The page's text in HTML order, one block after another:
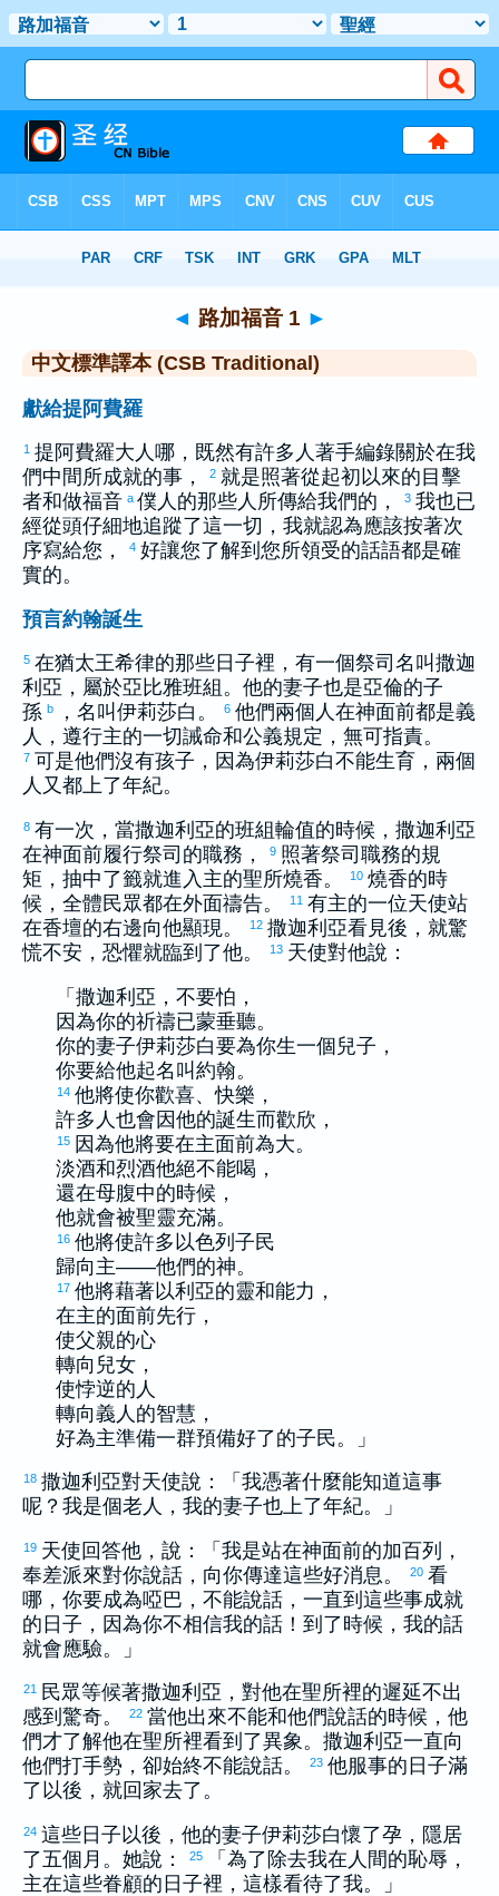
> 路加福音 1
◄ 路加福音 1 ►
中文標準譯本 (CSB Traditional)
獻給提阿費羅
1 提阿費羅大人哪，既然有許多人著手編錄關於在我
們中間所成就的事，
2 就是照著從起初以來的目擊
者和做福音 a 僕人的那些人所傳給我們的， 3 我也已
經從頭仔細地追蹤了這一切，我就認為應該按著次
序寫給您，
4 好讓您了解到您所領受的話語都是確
實的。
預言約翰誕生
5 在猶太王希律的那些日子裡，有一個祭司名叫 撒迦
利亞 ，屬於亞比雅班組。他的妻子也是亞倫的子
孫 b ，名叫 伊莉莎白 。 6 他們兩個人在神面前都是義
人，遵行主的一切誡命和公義規定，無可指責。
7 可是他們沒有孩子，因為伊莉莎白不能生育，兩個
人又都上了年紀。
8 有一次，當撒迦利亞的班組輪值的時候， 撒迦利亞
在神面前履行祭司的職務，
9 照著祭司職務的規
矩，抽中了籤就進入主的聖所燒香。
10 燒香的時
候，全體民眾都在外面禱告。
11 有主的一位天使站
在香壇的右邊向他顯現。
12 撒迦利亞看見後，就驚
慌不安，恐懼就臨到了他。
13 天使對他說：
「 撒迦利亞 ，不要怕，
因為你的祈禱已蒙垂聽。
你的妻子伊莉莎白要為你生一個兒子，
你要給他起名叫 約翰。
14 他將使你歡喜、快樂，
許多人也會因他的誕生而歡欣，
15 因為他將要在主面前為大。
淡酒和烈酒他絕不能喝，
還在母腹中的時候，
他就會被聖靈充滿。
16 他將使許多 以色列 子民
歸向主——他們的神。
17 他將藉著以利亞的靈和能力，
在主的面前先行，
使父親的心
轉向兒女，
使悖逆的人
轉向義人的智慧，
好為主準備一群預備好了的子民。」
18 撒迦利亞對天使說：「我憑著什麼能知道這事
呢？我是個老人，我的妻子也上了年紀。」
19 天使回答他，說：「我是站在神面前的加百列 ，
奉差派來對你說話，向你傳達這些好消息。
20 看
哪，你要成為啞巴，不能說話，一直到這些事成就
的日子，因為你不相信我的話！到了時候，我的話
就會應驗。」
21 民眾等候著撒迦利亞 ，對他在聖所裡的遲延不出
感到驚奇。
22 當他出來不能和他們說話的時候，他
們才了解他在聖所裡看到了異象。 撒迦利亞一直向
他們打手勢，卻始終不能說話。
23 他服事的日子滿
了以後，就回家去了。
24 這些日子以後，他的妻子伊莉莎白懷了孕，隱居
了五個月。她說：
25
「為了除去我在人間的恥辱，
主在這些眷顧的日子裡，這樣看待了我。」